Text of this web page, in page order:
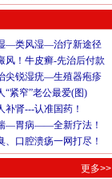
更多>>